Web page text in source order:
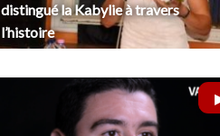
distingué la Kabylie à travers
l’histoire